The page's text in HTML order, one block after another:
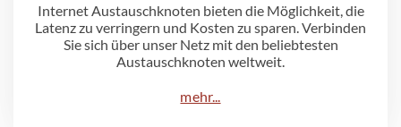
Internet Austauschknoten bieten die Möglichkeit, die
Latenz zu verringern und Kosten zu sparen. Verbinden
Sie sich über unser Netz mit den beliebtesten
Austauschknoten weltweit.
mehr...